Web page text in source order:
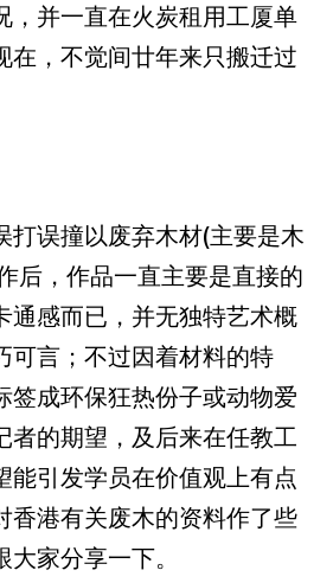
，并一直在火炭租用工厦单
在，不觉间廿年来只搬迁过
打误撞以废弃木材(主要是木
后，作品一直主要是直接的
通感而已，并无独特艺术概
可言；不过因着材料的特
签成环保狂热份子或动物爱
者的期望，及后来在任教工
能引发学员在价值观上有点
香港有关废木的资料作了些
家分享一下。